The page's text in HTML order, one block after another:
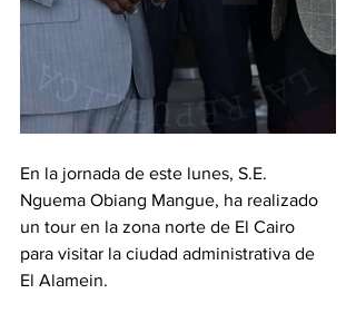
En la jornada de este lunes, S.E.
Nguema Obiang Mangue, ha realizado
un tour en la zona norte de El Cairo
para visitar la ciudad administrativa de
El Alamein.